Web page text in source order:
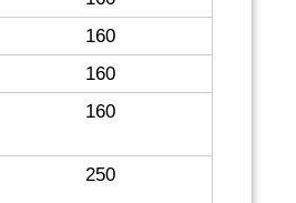
160
160
160
250